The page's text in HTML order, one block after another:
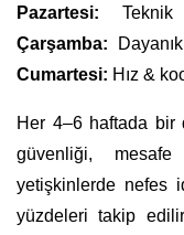
Pazartesi: Teknik
Çarşamba:
Cumartesi: Hız &
Her 4–6 haftada bir
güvenliği,
yetişkinlerde nefes
yüzdeleri takip